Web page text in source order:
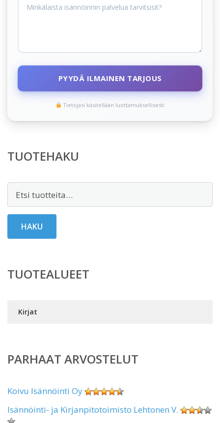
PYYDÄ ILMAINEN TARJOUS
Tietojasi käsitellään luottamuksellisesti
TUOTEHAKU
HAKU
TUOTEALUEET
Kirjat
PARHAAT ARVOSTELUT
Koivu Isännöinti Oy
Isännöinti- ja Kirjanpitotoimisto Lehtonen V.